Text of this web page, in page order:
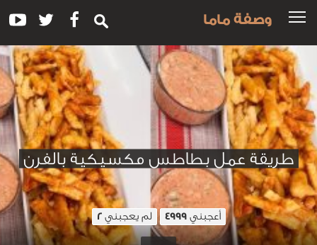
وصفة ماما
طريقة عمل بطاطس مكسيكية بالفرن
أعجبني4999 لم يعجبني2